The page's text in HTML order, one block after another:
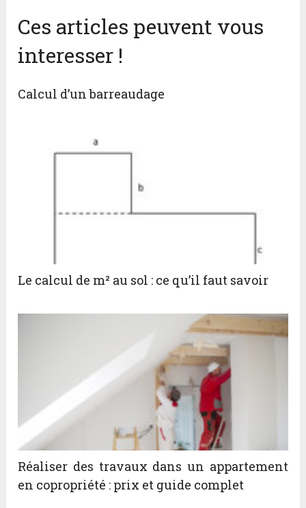
Ces articles peuvent vous
interesser !
Calcul d’un barreaudage
Le calcul de m² au sol : ce qu’il faut savoir
Réaliser des travaux dans un appartement
en copropriété : prix et guide complet